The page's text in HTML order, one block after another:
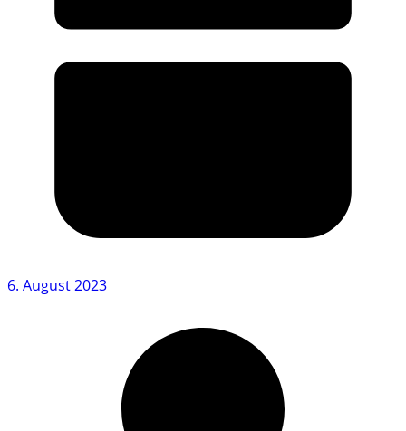
6. August 2023